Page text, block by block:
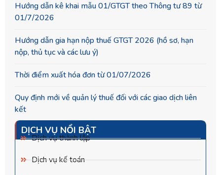
Hướng dẫn kê khai mẫu 01/GTGT theo Thông tư 89 từ
01/7/2026
Hướng dẫn gia hạn nộp thuế GTGT 2026 (hồ sơ, hạn
nộp, thủ tục và các lưu ý)
Thời điểm xuất hóa đơn từ 01/07/2026
Quy định mới về quản lý thuế đối với các giao dịch liên
kết
DỊCH VỤ NỔI BẬT
Dịch vụ thành lập
Dịch vụ kế toán